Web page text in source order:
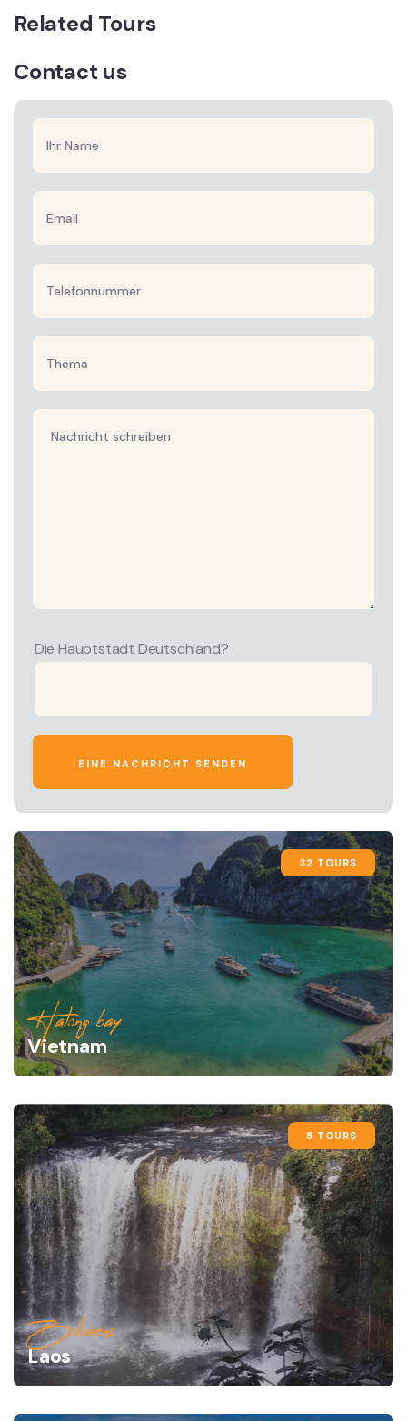
Related Tours
Contact us
Die Hauptstadt Deutschland?
32 TOURS
Halong bay
Vietnam
5 TOURS
Bolovens
Laos